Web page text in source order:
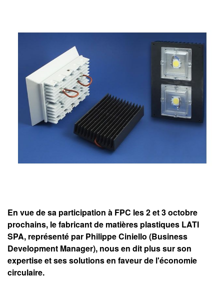
En vue de sa participation à FPC les 2 et 3 octobre
prochains, le fabricant de matières plastiques LATI
SPA, représenté par Philippe Ciniello (Business
Development Manager), nous en dit plus sur son
expertise et ses solutions en faveur de l'économie
circulaire.